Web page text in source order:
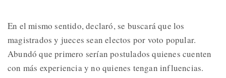
En el mismo sentido, declaró, se buscará que los
magistrados y jueces sean electos por voto popular.
Abundó que primero serían postulados quienes cuenten
con más experiencia y no quienes tengan influencias.